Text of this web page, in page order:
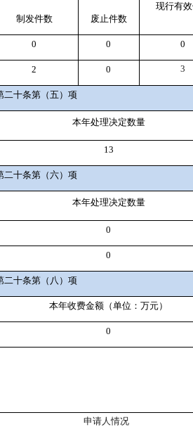
制 发件数 废止件数
现行有
0 0 0
2 0 3
二十条第（五）项
本年处理决定数量
13
二十条第（六）项
本年处理决定数量
0
0
二十条第（八）项
本年收费金额（单位：万元）
0
申请人情况